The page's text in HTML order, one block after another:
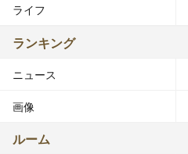
ライフ
ランキング
ニュース
画像
ルーム